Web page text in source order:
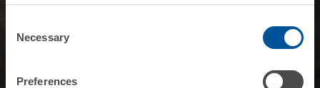
Selection
Necessary
Preferences